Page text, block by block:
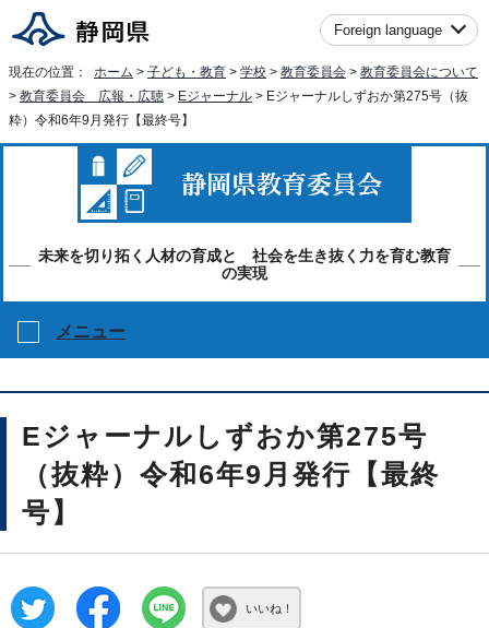
Foreign language
現在の位置： ホーム > 子ども・教育 > 学校 > 教育委員会 > 教育委員会について
> 教育委員会 広報・広聴 > Eジャーナル > Eジャーナルしずおか第275号（抜
粋）令和6年9月発行【最終号】
未来を切り拓く人材の育成と 社会を生き抜く力を育む教育
の実現
メニュー
Eジャーナルしずおか第275号
（抜粋）令和6年9月発行【最終
号】
いいね！